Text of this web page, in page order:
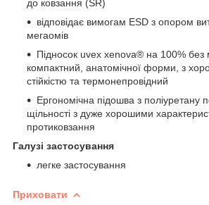
до ковзання (SR)
відповідає вимогам ESD з опором
мегаомів
Підносок uvex xenova® на 100% без
компактний, анатомічної форми, з
стійкістю та термонепровідний
Ергономічна підошва з поліуретану
щільності з дуже хорошими
протиковзання
Галузі застосування
легке застосування
Приховати